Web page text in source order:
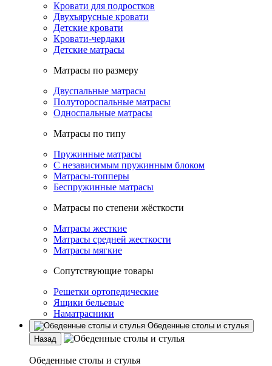
Кровати для подростков
Двухъярусные кровати
Детские кровати
Кровати-чердаки
Детские матрасы
Матрасы по размеру
Двуспальные матрасы
Полутороспальные матрасы
Односпальные матрасы
Матрасы по типу
Пружинные матрасы
С независимым пружинным блоком
Матрасы-топперы
Беспружинные матрасы
Матрасы по степени жёсткости
Матрасы жесткие
Матрасы средней жесткости
Матрасы мягкие
Сопутствующие товары
Решетки ортопедические
Ящики бельевые
Наматрасники
Обеденные столы и стулья
Назад
Обеденные столы и стулья